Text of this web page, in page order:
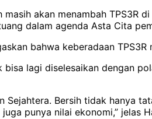
masih akan menambah
dalam agenda Asta Cita
bahwa keberadaan
lagi diselesaikan dengan
Sejahtera. Bersih tidak hanya
punya nilai ekonomi,” jelas